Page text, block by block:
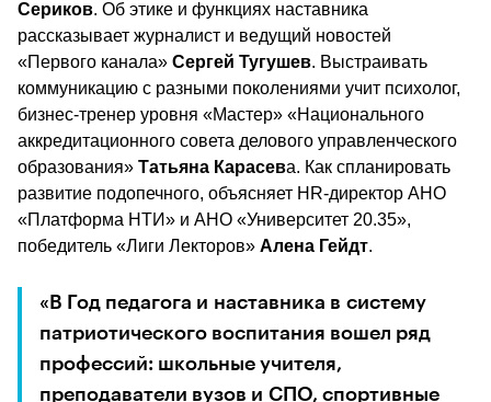
Сериков. Об этике и функциях наставника
рассказывает журналист и ведущий новостей
«Первого канала» Сергей Тугушев. Выстраивать
коммуникацию с разными поколениями учит психолог,
бизнес-тренер уровня «Мастер» «Национального
аккредитационного совета делового управленческого
образования» Татьяна Карасева. Как спланировать
развитие подопечного, объясняет HR-директор АНО
«Платформа НТИ» и АНО «Университет 20.35»,
победитель «Лиги Лекторов» Алена Гейдт.
«В Год педагога и наставника в систему
патриотического воспитания вошел ряд
профессий: школьные учителя,
преподаватели вузов и СПО, спортивные